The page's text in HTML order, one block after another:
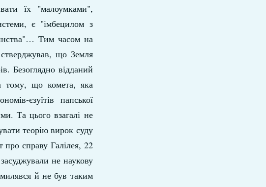
їх "малоумками",
є "імбецилом з
Тим часом на
стверджував, що Земля
Безоглядно відданий
тому, що комета, яка
єзуїтів папської
Та цього взагалі не
теорію вирок суду
про справу Галілея, 22
не наукову
й не був таким